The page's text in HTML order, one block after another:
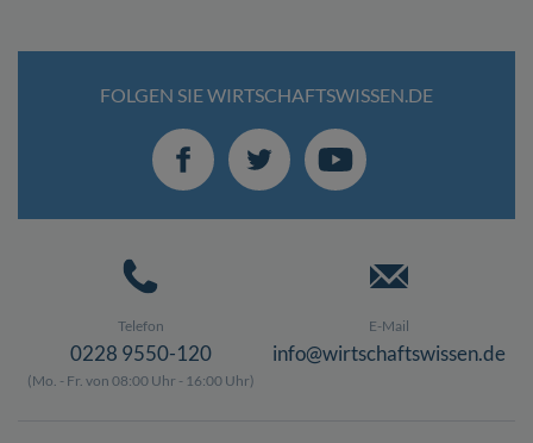
FOLGEN SIE WIRTSCHAFTSWISSEN.DE
Telefon
0228 9550-120
(Mo. - Fr. von 08:00 Uhr - 16:00 Uhr)
E-Mail
info@wirtschaftswissen.de